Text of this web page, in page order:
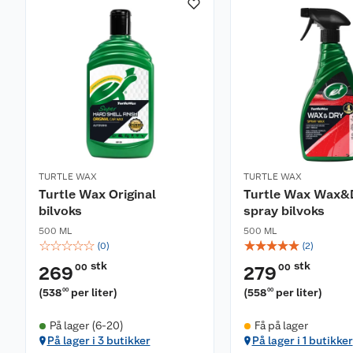
TURTLE WAX
Turtle Wax Original
bilvoks
500 ML
☆☆☆☆☆ (0)
269 00 stk
(53800 per liter)
På lager (6-20)
På lager i 3 butikker
TURTLE WAX
Turtle Wax
spray bilvoks
500 ML
☆☆☆☆☆ (2)
279 00 stk
(55800 per liter)
Få på lager
På lager i 1 butikker